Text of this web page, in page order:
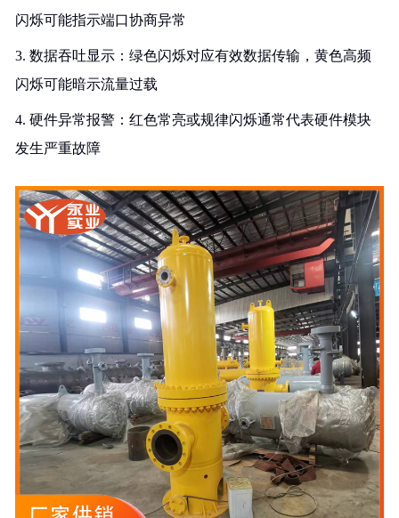
闪烁可能指示端口协商异常
3. 数据吞吐显示：绿色闪烁对应有效数据传输，黄色高频
闪烁可能暗示流量过载
4. 硬件异常报警：红色常亮或规律闪烁通常代表硬件模块
发生严重故障